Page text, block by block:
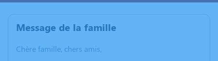
Message de la famille
Chère famille, chers amis,